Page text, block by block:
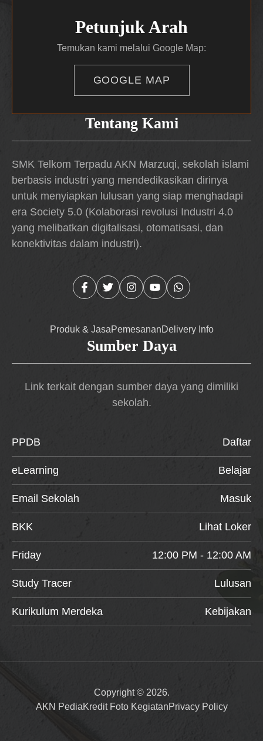
Tentang Kami
SMK Telkom Terpadu AKN Marzuqi, sekolah islami
berbasis industri yang mendedikasikan dirinya
untuk menyiapkan lulusan yang siap menghadapi
era Society 5.0 (Kolaborasi revolusi Industri 4.0
yang melibatkan digitalisasi, otomatisasi, dan
konektivitas dalam industri).
Produk & JasaPemesananDelivery Info
Petunjuk Arah
Temukan kami melalui Google Map:
GOOGLE MAP
Sumber Daya
Link terkait dengan sumber daya yang dimiliki
sekolah.
PPDB Daftar
eLearning Belajar
Email Sekolah Masuk
BKK Lihat Loker
Friday 12:00 PM - 12:00 AM
Study Tracer Lulusan
Kurikulum Merdeka Kebijakan
Copyright © 2026.
AKN PediaKredit Foto KegiatanPrivacy Policy